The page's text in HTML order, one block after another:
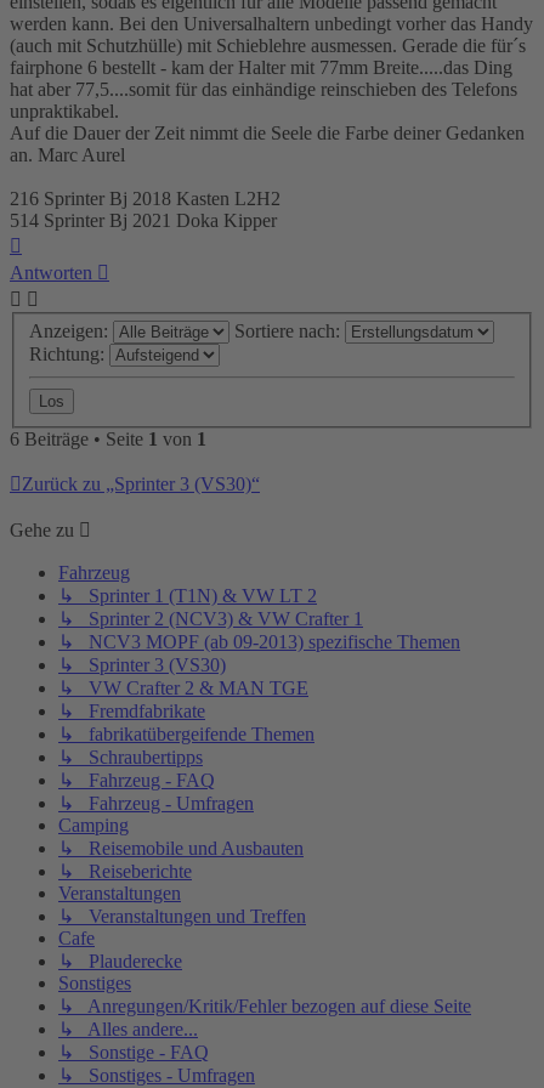
werden kann. Bei den Universalhaltern unbedingt vorher das Handy
(auch mit Schutzhülle) mit Schieblehre ausmessen. Gerade die für´s
fairphone 6 bestellt - kam der Halter mit 77mm Breite.....das Ding
hat aber 77,5....somit für das einhändige reinschieben des Telefons
unpraktikabel.
Auf die Dauer der Zeit nimmt die Seele die Farbe deiner Gedanken
an. Marc Aurel
216 Sprinter Bj 2018 Kasten L2H2
514 Sprinter Bj 2021 Doka Kipper
Antworten
Anzeigen:
Sortiere nach:
Richtung:
6 Beiträge • Seite 1 von 1
Zurück zu „Sprinter 3 (VS30)“
Gehe zu
Fahrzeug
↳ Sprinter 1 (T1N) & VW LT 2
↳ Sprinter 2 (NCV3) & VW Crafter 1
↳ NCV3 MOPF (ab 09-2013) spezifische Themen
↳ Sprinter 3 (VS30)
↳ VW Crafter 2 & MAN TGE
↳ Fremdfabrikate
↳ fabrikatübergeifende Themen
↳ Schraubertipps
↳ Fahrzeug - FAQ
↳ Fahrzeug - Umfragen
Camping
↳ Reisemobile und Ausbauten
↳ Reiseberichte
Veranstaltungen
↳ Veranstaltungen und Treffen
Cafe
↳ Plauderecke
Sonstiges
↳ Anregungen/Kritik/Fehler bezogen auf diese Seite
↳ Alles andere...
↳ Sonstige - FAQ
↳ Sonstiges - Umfragen